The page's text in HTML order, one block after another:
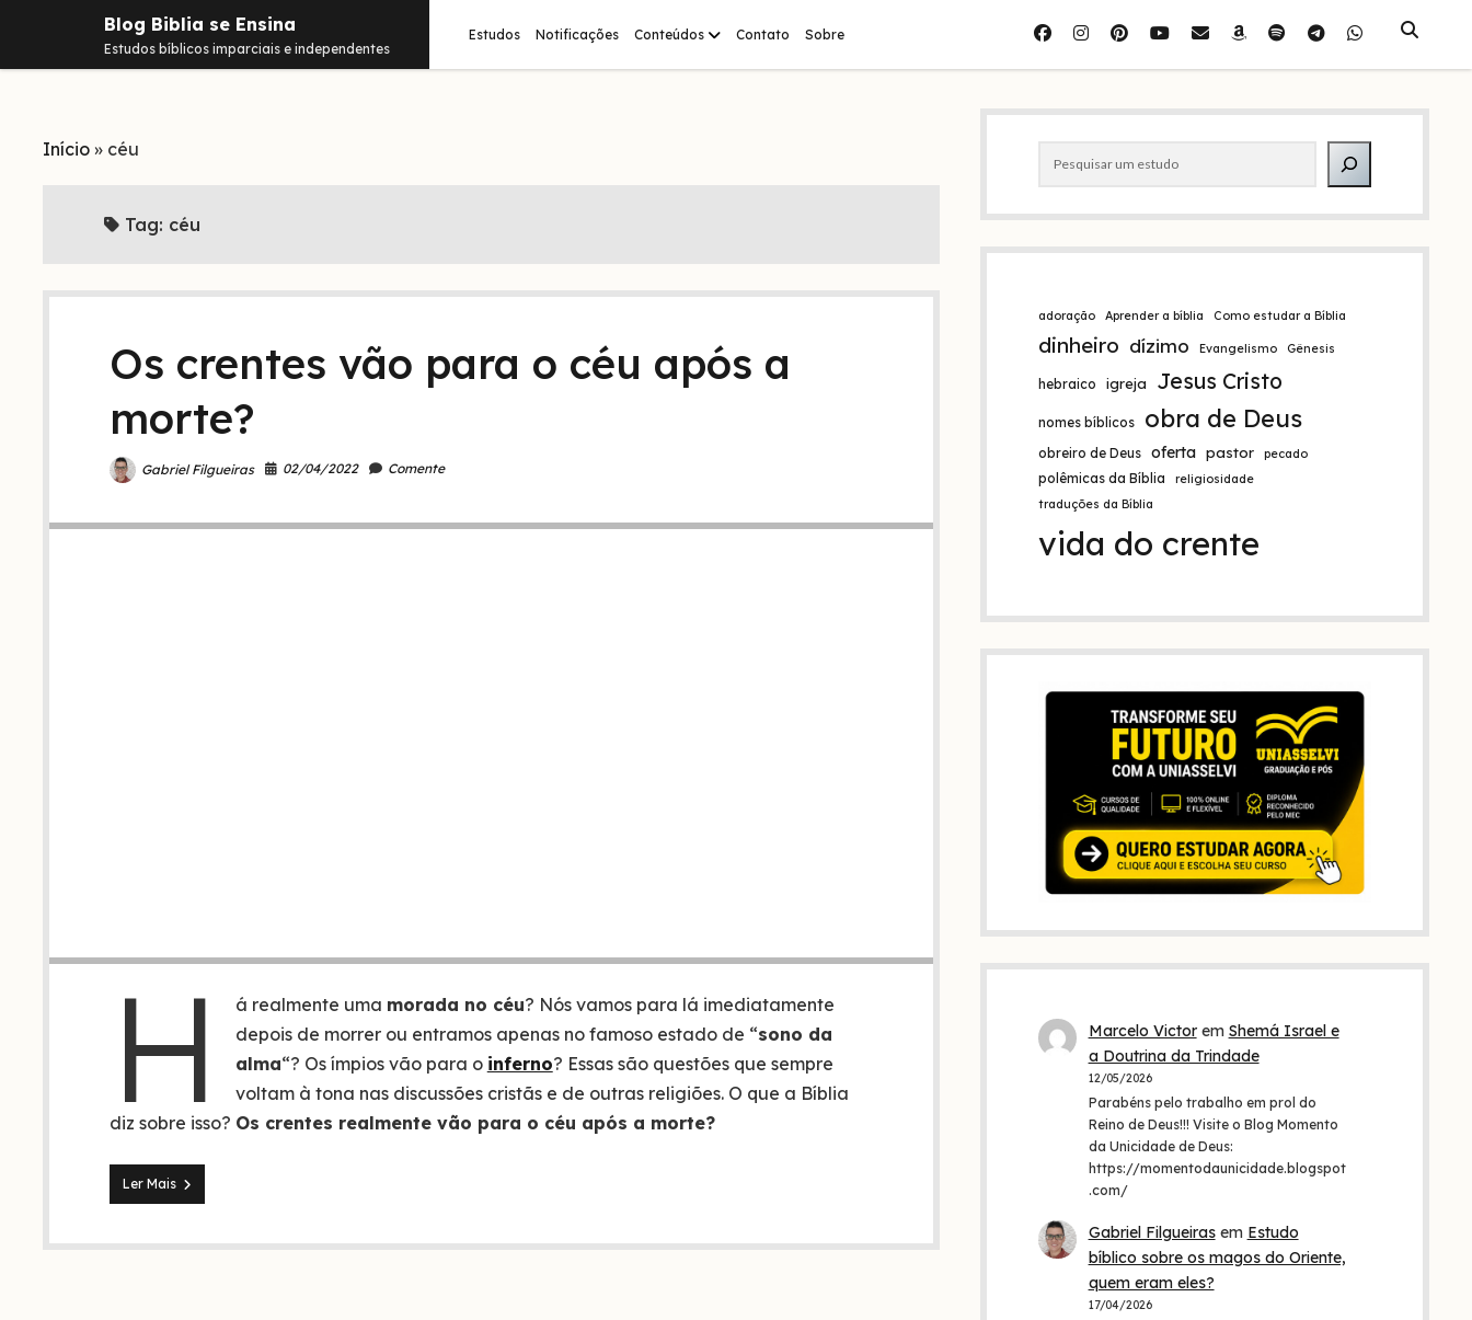
Blog Biblia se Ensina
Estudos bíblicos imparciais e independentes
Estudos Notificações Conteúdos abrirContato Sobre facebookinstagram
pinterestyoutube
e-
amazon
spotifytelegram
whatsapp
Início » céu
Tag: céu
Os crentes vão para o céu após a
morte?
Gabriel Filgueiras 02/04/2022 Comente
H á realmente uma morada no céu? Nós vamos para lá imediatamente
depois de morrer ou entramos apenas no famoso estado de “sono da
alma“? Os ímpios vão para o inferno? Essas são questões que sempre
voltam à tona nas discussões cristãs e de outras religiões. O que a Bíblia
diz sobre isso? Os crentes realmente vão para o céu após a morte?
Ler MaisOs
crentes
para
Barra
lateral
adoração Aprender a bíblia Como estudar a Bíblia
dinheiro dízimo Evangelismo Gênesis
hebraico igreja Jesus Cristo
nomes bíblicos obra de Deus
obreiro de Deus oferta pastor pecado
polêmicas da Bíblia
religiosidade
traduções da Bíblia
vida do crente
Marcelo Victorem Shemá Israel e
a Doutrina da Trindade
12/05/2026
Parabéns pelo trabalho em prol do
Reino de Deus!!! Visite o Blog Momento
da Unicidade de Deus:
https://momentodaunicidade.blogspot
.com/
Gabriel Filgueirasem Estudo
bíblico sobre os magos do Oriente,
quem eram eles?
17/04/2026